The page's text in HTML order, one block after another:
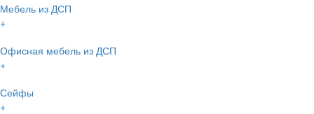
Мебель из ДСП
+
Офисная мебель из ДСП
+
Сейфы
+